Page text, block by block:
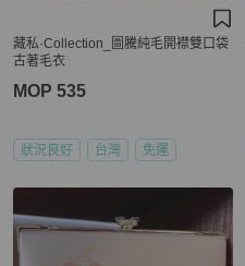
藏私·Collection_圖騰純毛開襟雙口袋
古著毛衣
MOP 535
狀況良好 台灣 免運